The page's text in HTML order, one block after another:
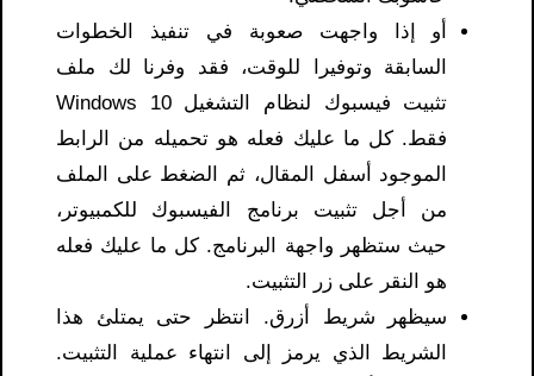
أو إذا واجهت صعوبة في تنفيذ الخطوات
السابقة وتوفيرا للوقت، فقد وفرنا لك ملف
تثبيت فيسبوك لنظام التشغيل Windows 10
فقط. كل ما عليك فعله هو تحميله من الرابط
الموجود أسفل المقال، ثم الضغط على الملف
من أجل تثبيت برنامج الفيسبوك للكمبيوتر،
حيث ستظهر واجهة البرنامج. كل ما عليك فعله
هو النقر على زر التثبيت.
سيظهر شريط أزرق. انتظر حتى يمتلئ هذا
الشريط الذي يرمز إلى انتهاء عملية التثبيت.